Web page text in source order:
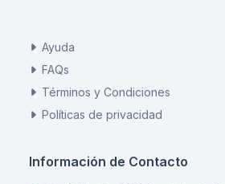
Ayuda
FAQs
Términos y Condiciones
Políticas de privacidad
Información de Contacto